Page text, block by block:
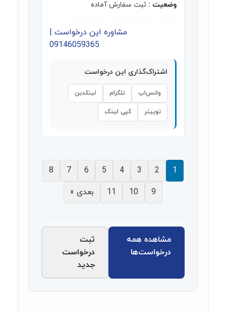
وضعیت : ثبت سفارش آماده
مشاوره این درخواست |
09146059365
اشتراک‌گذاری این درخواست
واتس‌اپ تلگرام لینکدین
توییتر کپی لینک
1
2
3
4
5
6
7
8
9
10
11 بعدی »
مشاهده همه
درخواست‌ها
ثبت
درخواست
جدید